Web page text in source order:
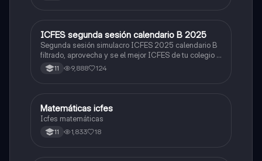
ICFES: Lectura Crítica
ICFES segunda sesión calendario B 2025
Segunda sesión simulacro ICFES 2025 calendario B
filtrado, aprovecha y se el mejor ICFES de tu colegio y
poder ingresar a universidad, y estudiar aquella
carrera con la que tanto sueñas.
11 9,888 124
ICFES: Matemáticas
Matemáticas icfes
Icfes matemáticas
11 1,833 18